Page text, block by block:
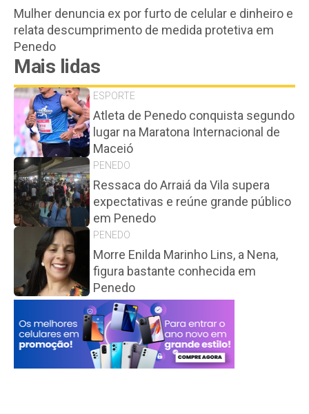
Mulher denuncia ex por furto de celular e dinheiro e
relata descumprimento de medida protetiva em
Penedo
Mais lidas
ESPORTE
Atleta de Penedo conquista segundo
lugar na Maratona Internacional de
Maceió
PENEDO
Ressaca do Arraiá da Vila supera
expectativas e reúne grande público
em Penedo
PENEDO
Morre Enilda Marinho Lins, a Nena,
figura bastante conhecida em
Penedo